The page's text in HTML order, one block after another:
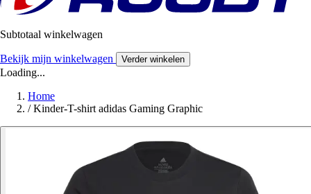
Subtotaal winkelwagen
Bekijk mijn winkelwagen Verder winkelen
Loading...
Home
/ Kinder-T-shirt adidas Gaming Graphic